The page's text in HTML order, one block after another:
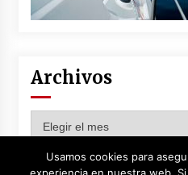
Archivos
Usamos cookies para